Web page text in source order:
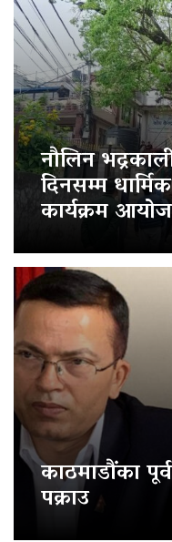
नौलिन
दिनसम्म
कार्यक्रम
काठमाडौंका
पक्राउ